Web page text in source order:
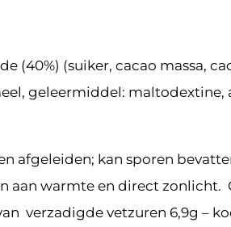
(40%) (suiker, cacao massa,
geleermiddel:
afgeleiden; kan sporen
aan warmte en direct zonlicht.
verzadigde vetzuren 6,9g –